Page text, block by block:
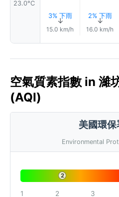
23.0°C
3% 下雨
↑
15.0 km/h
2% 下雨
↑
16.0 km/h
空氣質素指數 in
(AQI)
美國環
Environmental
2
1 2 3